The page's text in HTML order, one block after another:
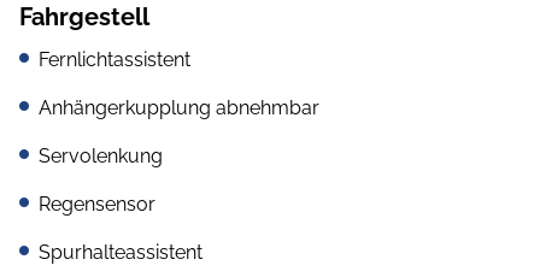
Fahrgestell
Fernlichtassistent
Anhängerkupplung abnehmbar
Servolenkung
Regensensor
Spurhalteassistent